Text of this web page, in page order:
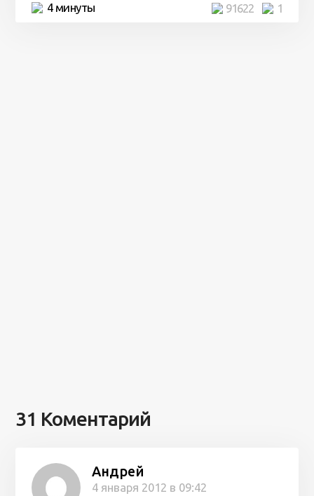
4 минуты 1
91622
31 Коментарий
Андрей
4 января 2012 в 09:42